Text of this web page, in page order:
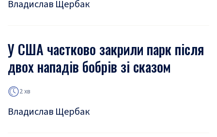
Владислав Щербак
У США частково закрили парк після
двох нападів бобрів зі сказом
2 хв
Владислав Щербак